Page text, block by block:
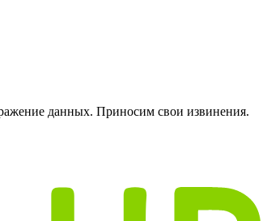
данных. Приносим свои извинения.